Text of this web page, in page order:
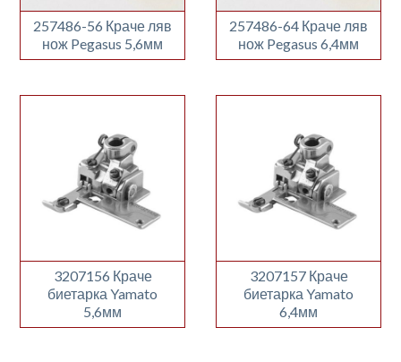
257486-56 Краче ляв
нож Pegasus 5,6мм
257486-64 Краче ляв
нож Pegasus 6,4мм
3207156 Краче
биетарка Yamato
5,6мм
3207157 Краче
биетарка Yamato
6,4мм